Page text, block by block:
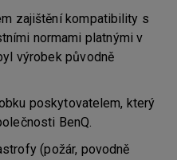
zajištění kompatibility s
normami platnými v
výrobek původně
poskytovatelem, který
BenQ.
(požár, povodně